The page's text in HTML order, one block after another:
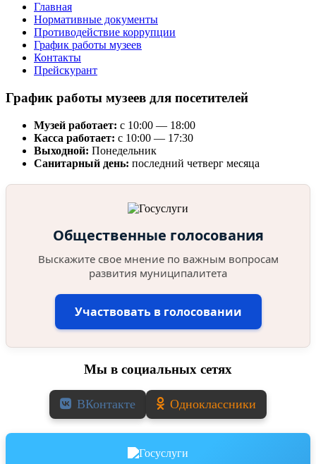
Главная
Нормативные документы
Противодействие коррупции
График работы музеев
Контакты
Прейскурант
График работы музеев для посетителей
Музей работает: с 10:00 — 18:00
Касса работает: с 10:00 — 17:30
Выходной: Понедельник
Санитарный день: последний четверг месяца
Общественные голосования
Выскажите свое мнение по важным вопросам
развития муниципалитета
Участвовать в голосовании
Мы в социальных сетях
ВКонтакте Одноклассники